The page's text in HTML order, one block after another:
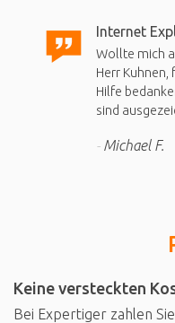
Internet
Wollte mich
Herr
Hilfe
sind
Michael F.
Keine versteckten
Bei Expertiger zahlen